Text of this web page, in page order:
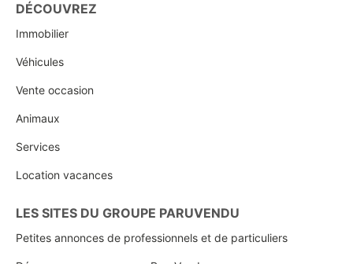
DÉCOUVREZ
Immobilier
Véhicules
Vente occasion
Animaux
Services
Location vacances
LES SITES DU GROUPE PARUVENDU
Petites annonces de professionnels et de particuliers